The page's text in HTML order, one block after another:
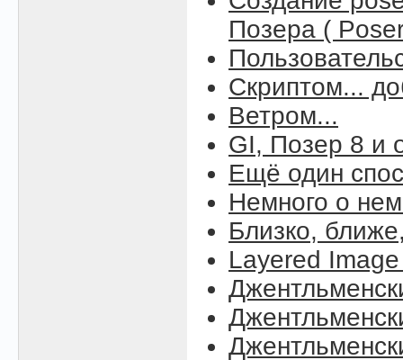
Позера (
Скриптом...
Ветром...
GI, Позер 8 и
Ещё один
Немного о
Близко,
Layered